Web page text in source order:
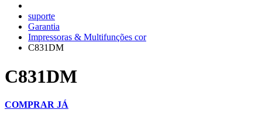
suporte
Garantia
Impressoras & Multifunções cor
C831DM
C831DM
COMPRAR JÁ